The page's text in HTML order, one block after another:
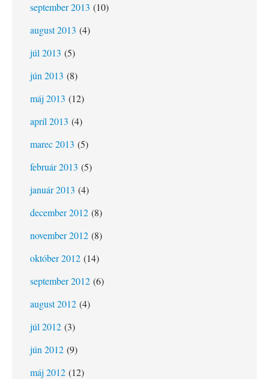
september 2013 (10)
august 2013 (4)
júl 2013 (5)
jún 2013 (8)
máj 2013 (12)
apríl 2013 (4)
marec 2013 (5)
február 2013 (5)
január 2013 (4)
december 2012 (8)
november 2012 (8)
október 2012 (14)
september 2012 (6)
august 2012 (4)
júl 2012 (3)
jún 2012 (9)
máj 2012 (12)